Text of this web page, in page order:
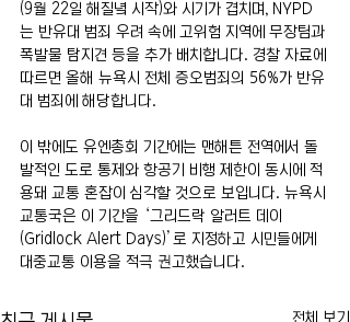
(9월 22일 해질녘 시작)와 시기가 겹치며, NYPD
는 반유대 범죄 우려 속에 고위험 지역에 무장팀과
폭발물 탐지견 등을 추가 배치합니다. 경찰 자료에
따르면 올해 뉴욕시 전체 증오범죄의 56%가 반유
대 범죄에 해당합니다.
이 밖에도 유엔총회 기간에는 맨해튼 전역에서 돌
발적인 도로 통제와 항공기 비행 제한이 동시에 적
용돼 교통 혼잡이 심각할 것으로 보입니다. 뉴욕시
교통국은 이 기간을 ‘그리드락 알러트 데이
(Gridlock Alert Days)’로 지정하고 시민들에게
대중교통 이용을 적극 권고했습니다.
전체 보기